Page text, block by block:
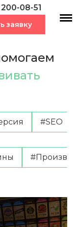
08-51
заявку
#SEO